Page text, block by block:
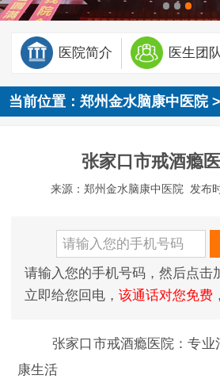
医院简介 医生团队
当前位置：郑州金水脑康中医院
张家口市戒酒瘾
来源：郑州金水脑康中医院 发布
请输入您的手机号码，然后点击
立即给您回电， 该通话对您免费
张家口市戒酒瘾医院：专业
康生活